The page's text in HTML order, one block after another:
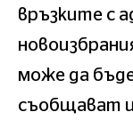
връзките с
може да
съобщават